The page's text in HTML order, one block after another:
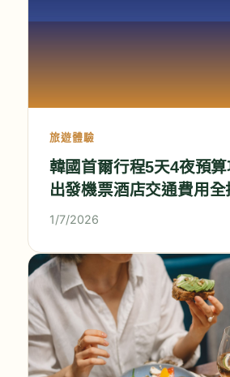
旅遊體驗
韓國首爾行程5天4夜預
出發機票酒店交通費用全
1/7/2026